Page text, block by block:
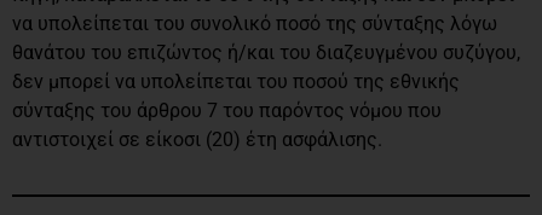
να υπολείπεται του συνολικό ποσό της σύνταξης λόγω
θανάτου του επιζώντος ή/και του διαζευγμένου συζύγου,
δεν μπορεί να υπολείπεται του ποσού της εθνικής
σύνταξης του άρθρου 7 του παρόντος νόμου που
αντιστοιχεί σε είκοσι (20) έτη ασφάλισης.